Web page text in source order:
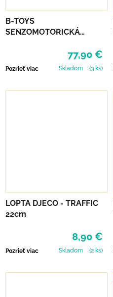
B-TOYS
SENZOMOTORICKÁ
HUDOBNÁ - BALANCE &
GROOVE
77,90 €
Pozrieť viac Skladom (3 ks)
LOPTA DJECO - TRAFFIC
22cm
8,90 €
Pozrieť viac Skladom (2 ks)